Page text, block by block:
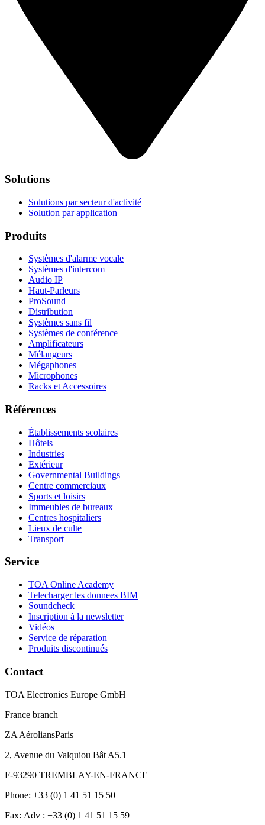
Solutions
Solutions par secteur d'activité
Solution par application
Produits
Systèmes d'alarme vocale
Systèmes d'intercom
Audio IP
Haut-Parleurs
ProSound
Distribution
Systèmes sans fil
Systèmes de conférence
Amplificateurs
Mélangeurs
Mégaphones
Microphones
Racks et Accessoires
Références
Établissements scolaires
Hôtels
Industries
Extérieur
Governmental Buildings
Centre commerciaux
Sports et loisirs
Immeubles de bureaux
Centres hospitaliers
Lieux de culte
Transport
Service
TOA Online Academy
Telecharger les donnees BIM
Soundcheck
Inscription à la newsletter
Vidéos
Service de réparation
Produits discontinués
Contact
TOA Electronics Europe GmbH
France branch
ZA AéroliansParis
2, Avenue du Valquiou Bât A5.1
F-93290 TREMBLAY-EN-FRANCE
Phone: +33 (0) 1 41 51 15 50
Fax: Adv : +33 (0) 1 41 51 15 59